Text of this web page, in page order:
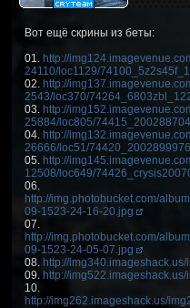
Вот ещё скрины из беты:
01. http://
24110/loc1129/
02. http://
2543/loc370/
03. http://
25884/loc805/
04. http://
26666/loc51/
05. http://
12508/loc649/
06.
http://img.photobucket.com/
09-1523-24-16-20.jpg
07.
http://img.photobucket.com/
09-1523-24-05-07.jpg
08. http://
09. http://
10.
http://img262.imageshack.us/